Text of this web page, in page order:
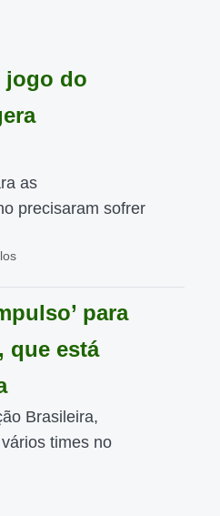
jogo do
as
precisaram sofrer
para
que está
Brasileira,
times no